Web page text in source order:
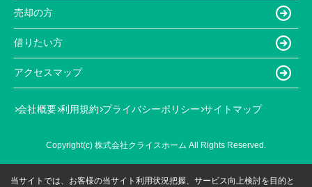
売却の方
借りたい方
アクセスマップ
会社概要 利用規約 プライバシーポリシー サイトマップ
Copyright(c) 株式会社クライスホーム All Rights Reserved.
当サイトでは、お客様の当サイト利用状況把握、サービス向上検討を目的と